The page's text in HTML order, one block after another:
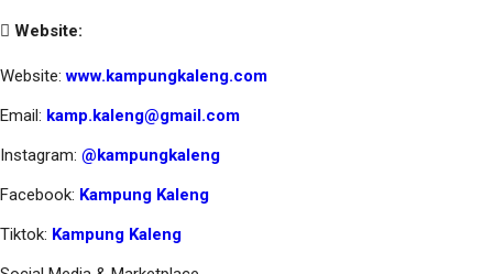
Website:
Website:www.kampungkaleng.com
Email: kamp.kaleng@gmail.com
Instagram: @kampungkaleng
Facebook: Kampung Kaleng
Tiktok: Kampung Kaleng